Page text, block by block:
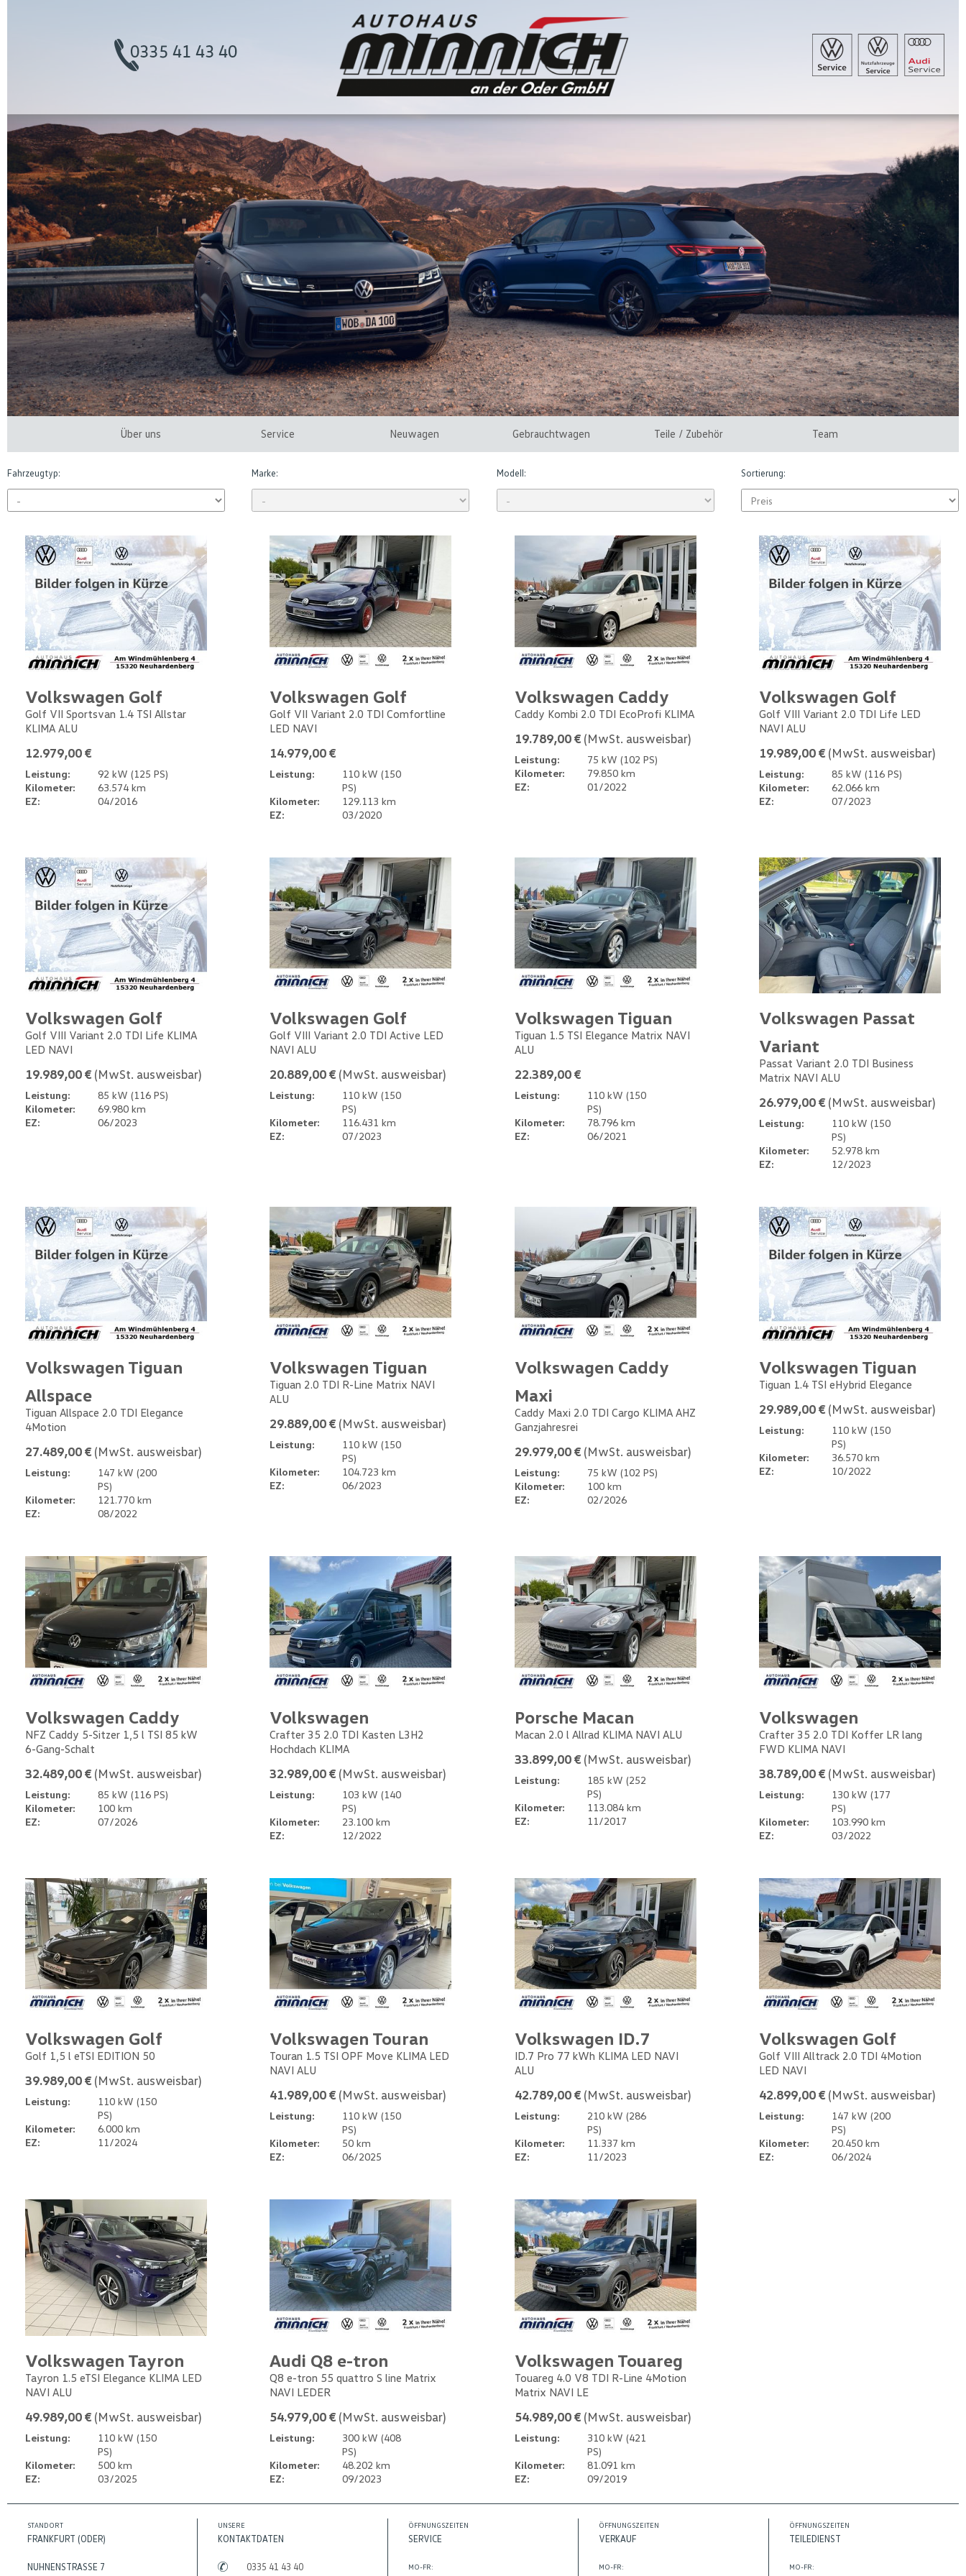
Über uns Service Neuwagen Gebrauchtwagen Teile / Zubehör Team
Fahrzeugtyp: Marke: Modell: Sortierung:
Volkswagen Golf
Golf VII Sportsvan 1.4 TSI Allstar
KLIMA ALU
12.979,00 €
Leistung:
92 kW (125 PS)
Kilometer:
63.574 km
EZ:
04/2016
Volkswagen Golf
Golf VII Variant 2.0 TDI Comfortline
LED NAVI
14.979,00 €
Leistung:
110 kW (150
PS)
Kilometer:
129.113 km
EZ:
03/2020
Volkswagen Caddy
Caddy Kombi 2.0 TDI EcoProfi KLIMA
19.789,00 € (MwSt. ausweisbar)
Leistung:
75 kW (102 PS)
Kilometer:
79.850 km
EZ:
01/2022
Volkswagen Golf
Golf VIII Variant 2.0 TDI Life LED
NAVI ALU
19.989,00 € (MwSt. ausweisbar)
Leistung:
85 kW (116 PS)
Kilometer:
62.066 km
EZ:
07/2023
Volkswagen Golf
Golf VIII Variant 2.0 TDI Life KLIMA
LED NAVI
19.989,00 € (MwSt. ausweisbar)
Leistung:
85 kW (116 PS)
Kilometer:
69.980 km
EZ:
06/2023
Volkswagen Golf
Golf VIII Variant 2.0 TDI Active LED
NAVI ALU
20.889,00 € (MwSt. ausweisbar)
Leistung:
110 kW (150
PS)
Kilometer:
116.431 km
EZ:
07/2023
Volkswagen Tiguan
Tiguan 1.5 TSI Elegance Matrix NAVI
ALU
22.389,00 €
Leistung:
110 kW (150
PS)
Kilometer:
78.796 km
EZ:
06/2021
Volkswagen Passat
Variant
Passat Variant 2.0 TDI Business
Matrix NAVI ALU
26.979,00 € (MwSt. ausweisbar)
Leistung:
110 kW (150
PS)
Kilometer:
52.978 km
EZ:
12/2023
Volkswagen Tiguan
Allspace
Tiguan Allspace 2.0 TDI Elegance
4Motion
27.489,00 € (MwSt. ausweisbar)
Leistung:
147 kW (200
PS)
Kilometer:
121.770 km
EZ:
08/2022
Volkswagen Tiguan
Tiguan 2.0 TDI R-Line Matrix NAVI
ALU
29.889,00 € (MwSt. ausweisbar)
Leistung:
110 kW (150
PS)
Kilometer:
104.723 km
EZ:
06/2023
Volkswagen Caddy
Maxi
Caddy Maxi 2.0 TDI Cargo KLIMA AHZ
Ganzjahresrei
29.979,00 € (MwSt. ausweisbar)
Leistung:
75 kW (102 PS)
Kilometer:
100 km
EZ:
02/2026
Volkswagen Tiguan
Tiguan 1.4 TSI eHybrid Elegance
29.989,00 € (MwSt. ausweisbar)
Leistung:
110 kW (150
PS)
Kilometer:
36.570 km
EZ:
10/2022
Volkswagen Caddy
NFZ Caddy 5-Sitzer 1,5 l TSI 85 kW
6-Gang-Schalt
32.489,00 € (MwSt. ausweisbar)
Leistung:
85 kW (116 PS)
Kilometer:
100 km
EZ:
07/2026
Volkswagen
Crafter 35 2.0 TDI Kasten L3H2
Hochdach KLIMA
32.989,00 € (MwSt. ausweisbar)
Leistung:
103 kW (140
PS)
Kilometer:
23.100 km
EZ:
12/2022
Porsche Macan
Macan 2.0 l Allrad KLIMA NAVI ALU
33.899,00 € (MwSt. ausweisbar)
Leistung:
185 kW (252
PS)
Kilometer:
113.084 km
EZ:
11/2017
Volkswagen
Crafter 35 2.0 TDI Koffer LR lang
FWD KLIMA NAVI
38.789,00 € (MwSt. ausweisbar)
Leistung:
130 kW (177
PS)
Kilometer:
103.990 km
EZ:
03/2022
Volkswagen Golf
Golf 1,5 l eTSI EDITION 50
39.989,00 € (MwSt. ausweisbar)
Leistung:
110 kW (150
PS)
Kilometer:
6.000 km
EZ:
11/2024
Volkswagen Touran
Touran 1.5 TSI OPF Move KLIMA LED
NAVI ALU
41.989,00 € (MwSt. ausweisbar)
Leistung:
110 kW (150
PS)
Kilometer:
50 km
EZ:
06/2025
Volkswagen ID.7
ID.7 Pro 77 kWh KLIMA LED NAVI
ALU
42.789,00 € (MwSt. ausweisbar)
Leistung:
210 kW (286
PS)
Kilometer:
11.337 km
EZ:
11/2023
Volkswagen Golf
Golf VIII Alltrack 2.0 TDI 4Motion
LED NAVI
42.899,00 € (MwSt. ausweisbar)
Leistung:
147 kW (200
PS)
Kilometer:
20.450 km
EZ:
06/2024
Volkswagen Tayron
Tayron 1.5 eTSI Elegance KLIMA LED
NAVI ALU
49.989,00 € (MwSt. ausweisbar)
Leistung:
110 kW (150
PS)
Kilometer:
500 km
EZ:
03/2025
Audi Q8 e-tron
Q8 e-tron 55 quattro S line Matrix
NAVI LEDER
54.979,00 € (MwSt. ausweisbar)
Leistung:
300 kW (408
PS)
Kilometer:
48.202 km
EZ:
09/2023
Volkswagen Touareg
Touareg 4.0 V8 TDI R-Line 4Motion
Matrix NAVI LE
54.989,00 € (MwSt. ausweisbar)
Leistung:
310 kW (421
PS)
Kilometer:
81.091 km
EZ:
09/2019
STANDORT
FRANKFURT (ODER)
NUHNENSTRASSE 7
UNSERE
KONTAKTDATEN
0335 41 43 40
ÖFFNUNGSZEITEN
SERVICE
MO-FR:
ÖFFNUNGSZEITEN
VERKAUF
MO-FR:
ÖFFNUNGSZEITEN
TEILEDIENST
MO-FR: